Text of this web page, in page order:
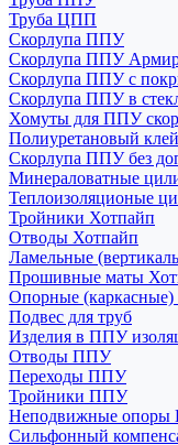
Труба ЦПП
Скорлупа ППУ
Скорлупа ППУ
Скорлупа ППУ с
Скорлупа ППУ в
Хомуты для ППУ
Полиуретановый
Скорлупа ППУ без
Минераловатные
Теплоизоляционые
Тройники Хотпайп
Отводы Хотпайп
Ламельные
Прошивные маты
Опорные (каркасные)
Подвес для труб
Изделия в ППУ
Отводы ППУ
Переходы ППУ
Тройники ППУ
Неподвижные
Cильфонный